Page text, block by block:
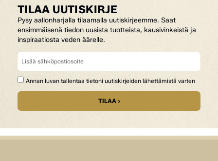
TILAA UUTISKIRJE
Pysy aallonharjalla tilaamalla uutiskirjeemme. Saat
ensimmäisenä tiedon uusista tuotteista, kausivinkeistä ja
inspiraatiosta veden äärelle.
Annan luvan tallentaa tietoni uutiskirjeiden lähettämistä varten
TILAA ›